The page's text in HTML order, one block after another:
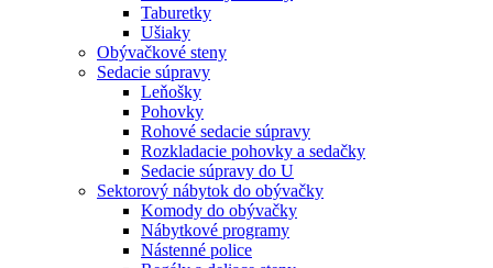
Taburetky
Ušiaky
Obývačkové steny
Sedacie súpravy
Leňošky
Pohovky
Rohové sedacie súpravy
Rozkladacie pohovky a sedačky
Sedacie súpravy do U
Sektorový nábytok do obývačky
Komody do obývačky
Nábytkové programy
Nástenné police